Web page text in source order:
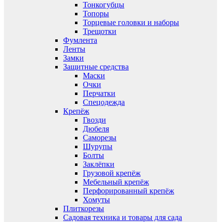
Тонкогубцы
Топоры
Торцевые головки и наборы
Трещотки
Фумлента
Ленты
Замки
Защитные средства
Маски
Очки
Перчатки
Спецодежда
Крепёж
Гвозди
Дюбеля
Саморезы
Шурупы
Болты
Заклёпки
Грузовой крепёж
Мебельный крепёж
Перфорированный крепёж
Хомуты
Плиткорезы
Садовая техника и товары для сада